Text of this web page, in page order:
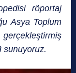
röportaj
Asya Toplum
gerçekleştirmiş
sunuyoruz.